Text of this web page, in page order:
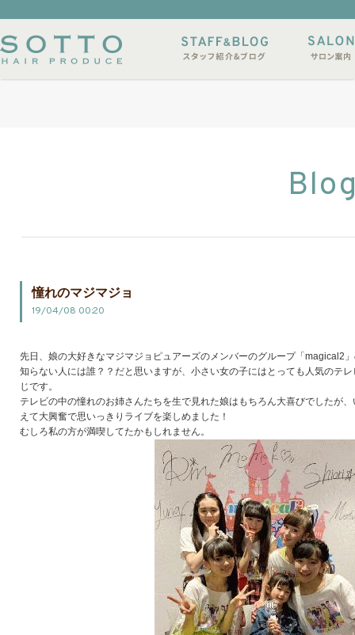
ルサンプル 店休日
憧れのマジマジョ
19/04/08 00:20
先日、娘の大好きなマジマジョピュアーズのメンバーのグループ「magical2
知らない人には誰？？だと思いますが、小さい女の子にはとっても人気のテ
じです。
テレビの中の憧れのお姉さんたちを生で見れた娘はもちろん大喜びでしたが
えて大興奮で思いっきりライブを楽しめました！
むしろ私の方が満喫してたかもしれません。